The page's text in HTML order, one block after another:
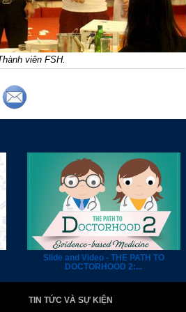
viên FSH.
Slide and Video - THE PATH TO
DOCTORHOOD 2:...
TIN TỨC VÀ SỰ KIỆN